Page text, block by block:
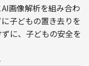
画像解析を組み合わ
子どもの置き去りを
に、子どもの安全を